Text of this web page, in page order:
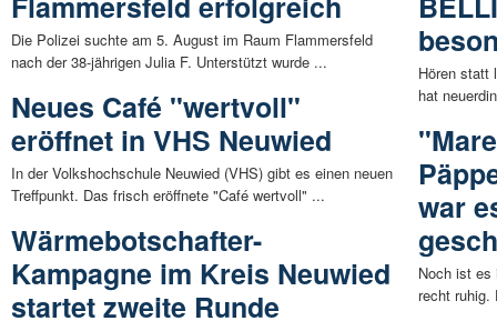
Die Polizei suchte am 5. August im Raum Flammersfeld
nach der 38-jährigen Julia F. Unterstützt wurde ...
Neues Café "wertvoll"
eröffnet in VHS Neuwied
In der Volkshochschule Neuwied (VHS) gibt es einen neuen
Treffpunkt. Das frisch eröffnete "Café wertvoll" ...
Wärmebotschafter-
Kampagne im Kreis Neuwied
startet zweite Runde
Hören statt
hat
war
Noch ist es
recht